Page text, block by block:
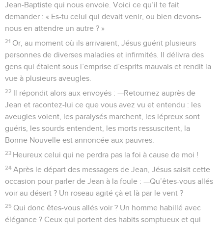
Jean-Baptiste qui nous envoie. Voici ce qu’il te fait
demander : « Es-tu celui qui devait venir, ou bien devons-
nous en attendre un autre ? »
21 Or, au moment où ils arrivaient, Jésus guérit plusieurs
personnes de diverses maladies et infirmités. Il délivra des
gens qui étaient sous l’emprise d’esprits mauvais et rendit la
vue à plusieurs aveugles.
22 Il répondit alors aux envoyés : —Retournez auprès de
Jean et racontez-lui ce que vous avez vu et entendu : les
aveugles voient, les paralysés marchent, les lépreux sont
guéris, les sourds entendent, les morts ressuscitent, la
Bonne Nouvelle est annoncée aux pauvres.
23 Heureux celui qui ne perdra pas la foi à cause de moi !
24 Après le départ des messagers de Jean, Jésus saisit cette
occasion pour parler de Jean à la foule : —Qu’êtes-vous allés
voir au désert ? Un roseau agité çà et là par le vent ?
25 Qui donc êtes-vous allés voir ? Un homme habillé avec
élégance ? Ceux qui portent des habits somptueux et qui